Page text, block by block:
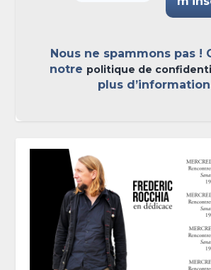
Nous ne spammons pas !
notre politique de
plus